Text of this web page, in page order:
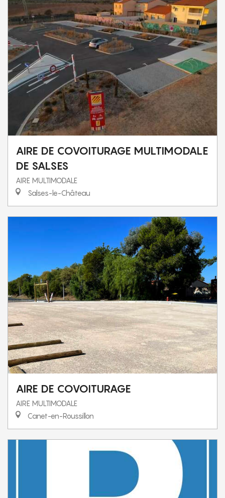
AIRE DE COVOITURAGE MULTIMODALE
DE SALSES
AIRE MULTIMODALE
Salses-le-Château
AIRE DE COVOITURAGE
AIRE MULTIMODALE
Canet-en-Roussillon